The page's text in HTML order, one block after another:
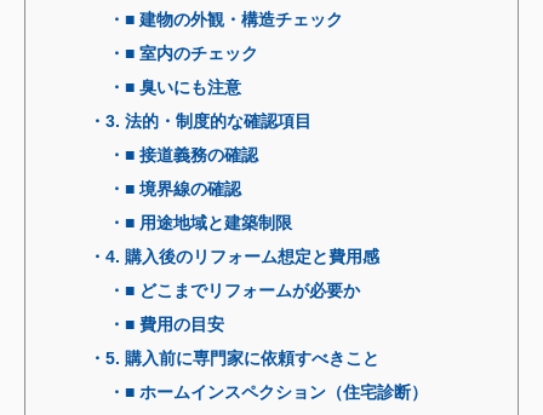
・■ 建物の外観・構造チェック
・■ 室内のチェック
・■ 臭いにも注意
・3. 法的・制度的な確認項目
・■ 接道義務の確認
・■ 境界線の確認
・■ 用途地域と建築制限
・4. 購入後のリフォーム想定と費用感
・■ どこまでリフォームが必要か
・■ 費用の目安
・5. 購入前に専門家に依頼すべきこと
・■ ホームインスペクション（住宅診断）